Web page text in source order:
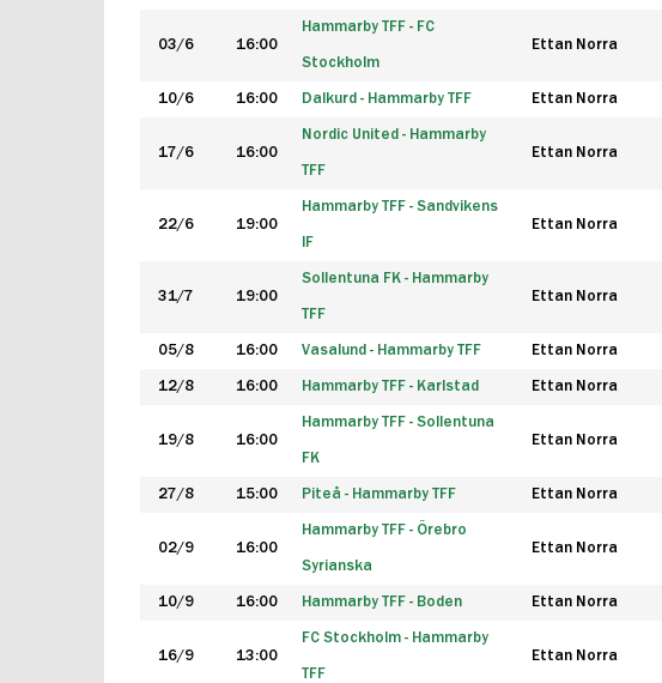
03/6 16:00
Hammarby TFF - FC
Stockholm
Ettan Norra
10/6 16:00 Dalkurd - Hammarby TFF Ettan Norra
17/6 16:00
Nordic United - Hammarby
TFF
Ettan Norra
22/6 19:00
Hammarby TFF - Sandvikens
IF
Ettan Norra
31/7 19:00
Sollentuna FK - Hammarby
TFF
Ettan Norra
05/8 16:00 Vasalund - Hammarby TFF Ettan Norra
12/8 16:00 Hammarby TFF - Karlstad Ettan Norra
19/8 16:00
Hammarby TFF - Sollentuna
FK
Ettan Norra
27/8 15:00 Piteå - Hammarby TFF Ettan Norra
02/9 16:00
Hammarby TFF - Örebro
Syrianska
Ettan Norra
10/9 16:00 Hammarby TFF - Boden Ettan Norra
16/9 13:00
FC Stockholm - Hammarby
TFF
Ettan Norra